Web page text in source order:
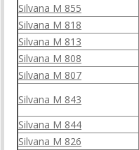
Silvana M 855
Silvana M 818
Silvana M 813
Silvana M 808
Silvana M 807
Silvana M 843
Silvana M 844
Silvana M 826